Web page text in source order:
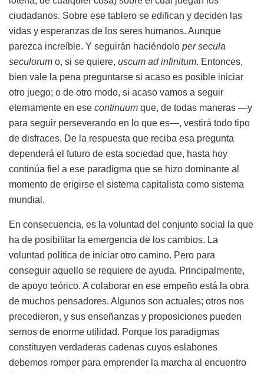
ciudadanos. Sobre ese tablero se edifican y deciden las
vidas y esperanzas de los seres humanos. Aunque
parezca increíble. Y seguirán haciéndolo per secula
seculorum o, si se quiere, uscum ad infinitum. Entonces,
bien vale la pena preguntarse si acaso es posible iniciar
otro juego; o de otro modo, si acaso vamos a seguir
eternamente en ese continuum que, de todas maneras —y
para seguir perseverando en lo que es—, vestirá todo tipo
de disfraces. De la respuesta que reciba esa pregunta
dependerá el futuro de esta sociedad que, hasta hoy
continúa fiel a ese paradigma que se hizo dominante al
momento de erigirse el sistema capitalista como sistema
mundial.
En consecuencia, es la voluntad del conjunto social la que
ha de posibilitar la emergencia de los cambios. La
voluntad política de iniciar otro camino. Pero para
conseguir aquello se requiere de ayuda. Principalmente,
de apoyo teórico. A colaborar en ese empeño está la obra
de muchos pensadores. Algunos son actuales; otros nos
precedieron, y sus enseñanzas y proposiciones pueden
sernos de enorme utilidad. Porque los paradigmas
constituyen verdaderas cadenas cuyos eslabones
debemos romper para emprender la marcha al encuentro